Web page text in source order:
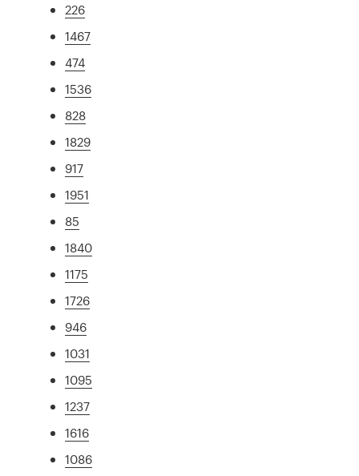
226
1467
474
1536
828
1829
917
1951
85
1840
1175
1726
946
1031
1095
1237
1616
1086